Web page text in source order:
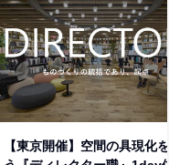
【東京開催】空間の具現化